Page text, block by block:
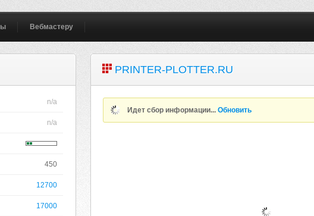
Вебмастеру
n/a
n/a
450
12700
17000
PRINTER-PLOTTER.RU
Идет сбор информации...Обновить